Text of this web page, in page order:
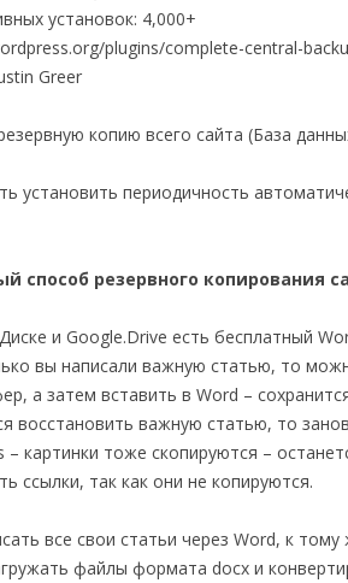
установок: 4,000+
plugins/complete-central-
Greer
копию всего сайта (База
установить периодичность
способ резервного копирования
и Google.Drive есть бесплатный
вы написали важную статью, то
а затем вставить в Word –
восстановить важную статью, то
– картинки тоже скопируются –
ссылки, так как они не копируются.
все свои статьи через Word, к
файлы формата docx и